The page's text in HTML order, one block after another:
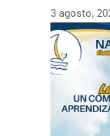
3 agosto,